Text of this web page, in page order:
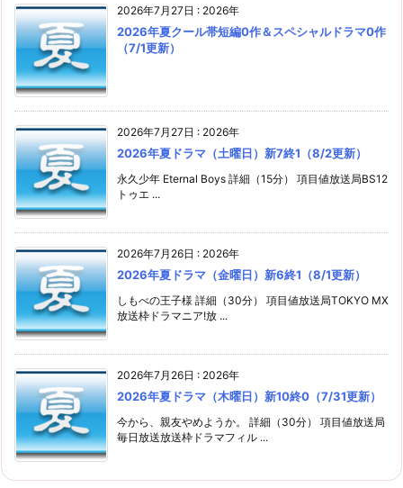
2026年7月27日 : 2026年
2026年夏クール帯短編0作＆スペシャルドラマ0作
（7/1更新）
2026年7月27日 : 2026年
2026年夏ドラマ（土曜日）新7終1（8/2更新）
永久少年 Eternal Boys 詳細（15分） 項目値放送局BS12
トゥエ ...
2026年7月26日 : 2026年
2026年夏ドラマ（金曜日）新6終1（8/1更新）
しもべの王子様 詳細（30分） 項目値放送局TOKYO MX
放送枠ドラマニア!放 ...
2026年7月26日 : 2026年
2026年夏ドラマ（木曜日）新10終0（7/31更新）
今から、親友やめようか。 詳細（30分） 項目値放送局
毎日放送放送枠ドラマフィル ...